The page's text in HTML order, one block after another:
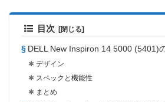
目次
DELL New Inspiron 14 5000 (5401)
デザイン
スペックと機能性
まとめ